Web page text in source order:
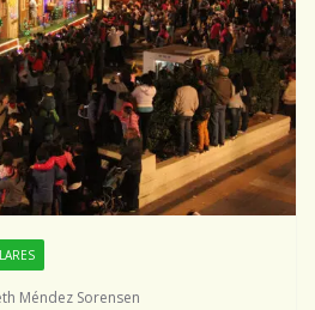
Méndez Sorensen